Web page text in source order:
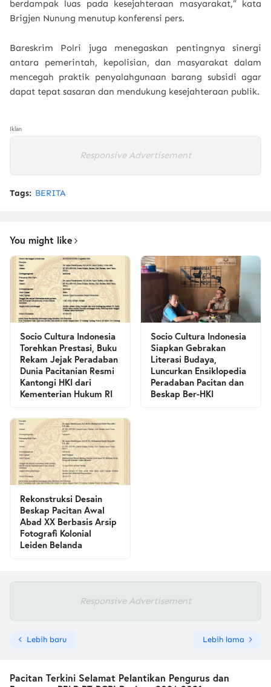
berdampak luas pada kesejahteraan masyarakat,” kata
Brigjen Nunung menutup konferensi pers.
Bareskrim Polri juga menegaskan pentingnya sinergi
antara pemerintah, kepolisian, dan masyarakat dalam
mencegah praktik penyalahgunaan barang subsidi agar
dapat tepat sasaran dan mendukung kesejahteraan publik.
Iklan
Responsive Advertisement
Tags: BERITA
You might like
Socio Cultura Indonesia
Torehkan Prestasi, Buku
Rekam Jejak Peradaban
Dunia Pacitanian Resmi
Kantongi HKI dari
Kementerian Hukum RI
Socio Cultura Indonesia
Siapkan Gebrakan
Literasi Budaya,
Luncurkan Ensiklopedia
Peradaban Pacitan dan
Beskap Ber-HKI
Rekonstruksi Desain
Beskap Pacitan Awal
Abad XX Berbasis Arsip
Fotografi Kolonial
Leiden Belanda
Responsive Advertisement
Lebih baru Lebih lama
Pacitan Terkini Selamat Pelantikan Pengurus dan